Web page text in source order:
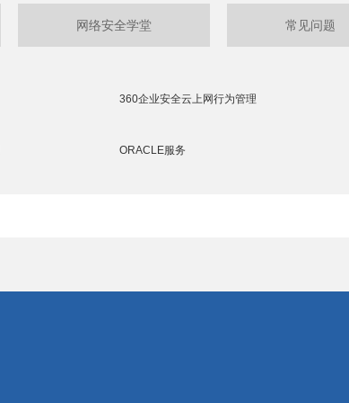
网络安全学堂 常见问题
360企业安全云上网行为管理
ORACLE服务